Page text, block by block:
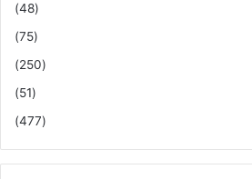
(48)
(75)
(250)
(51)
(477)